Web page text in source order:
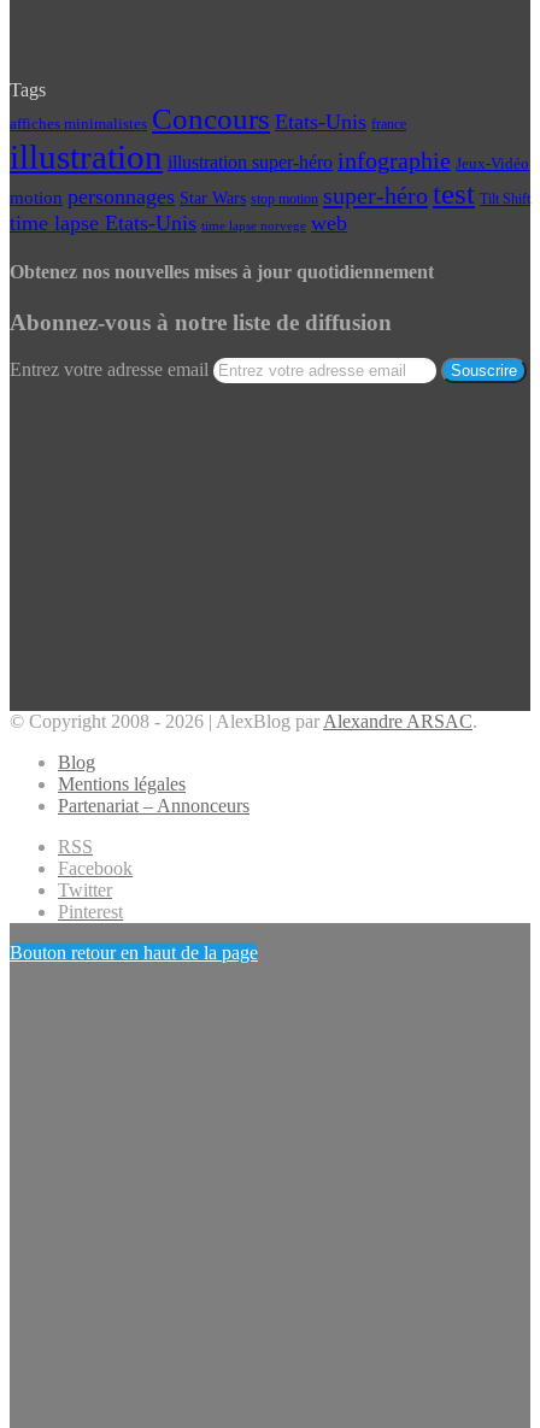
Tags
affiches minimalistes Concours Etats-Unis france
illustration illustration super-héro infographie Jeux-Vidéo
motion personnages Star Wars stop motion super-hérotest Tilt Shift
time lapse Etats-Unis time lapse norvege web
Obtenez nos nouvelles mises à jour quotidiennement
Abonnez-vous à notre liste de diffusion
Entrez votre adresse email
© Copyright 2008 - 2026 | AlexBlog par Alexandre ARSAC.
Blog
Mentions légales
Partenariat – Annonceurs
RSS
Facebook
Twitter
Pinterest
Bouton retour en haut de la page